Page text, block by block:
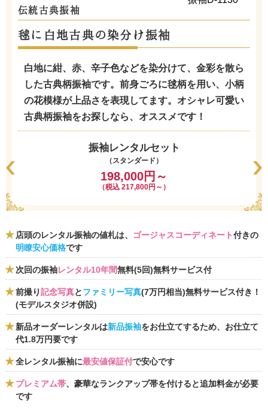
伝統古典振袖
毬に白地古典の染分け振袖
白地に紺、赤、辛子色などを染分けて、金彩を散ら
した古典柄振袖です。前身ごろに毬柄を用い、小柄
の花模様が上品さを表現してます。オシャレ可愛い
古典柄振袖をお探しなら、オススメです！
振袖レンタルセット
（スタンダード）
198,000円～
（税込 217,800円～）
店頭のレンタル振袖の値札は、 ゴージャスコーディネート付きの
明瞭安心価格です
次回の振袖レンタル10年間無料(5回)無料サービス付
前撮り記念写真とファミリー写真(7万円相当)無料サービス付き！
(モデルスタジオ併設)
新品オーダーレンタルは新品振袖をお仕立てするため、お仕立て
代1.8万円要です
全レンタル振袖に最安値保証付で安心です
プレミアム帯、豪華なランクアップ帯を付けると追加料金が必要
です